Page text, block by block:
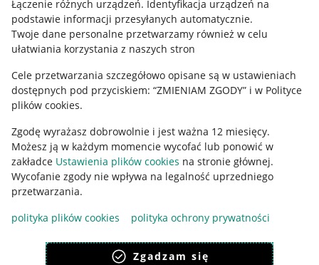
Łączenie różnych urządzeń. Identyfikacja urządzeń na
podstawie informacji przesyłanych automatycznie.
Twoje dane personalne przetwarzamy również w celu
ułatwiania korzystania z naszych stron
Cele przetwarzania szczegółowo opisane są w ustawieniach
dostępnych pod przyciskiem: “ZMIENIAM ZGODY” i w Polityce
plików cookies.
Zgodę wyrażasz dobrowolnie i jest ważna 12 miesięcy.
Możesz ją w każdym momencie wycofać lub ponowić w
zakładce Ustawienia plików cookies na stronie głównej.
Wycofanie zgody nie wpływa na legalność uprzedniego
przetwarzania.
polityka plików cookies
polityka ochrony prywatności
Zgadzam się
Polityka plików "cookies"
Ustawienia plików "cookies"
Udostępnianie lokalizacji
Informacje dla Aktu o Usługach Cyfrowych
Pobierz aplikację